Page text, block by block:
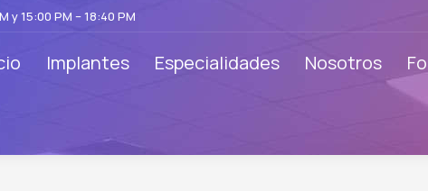
y 15:00 PM – 18:40 PM
Implantes Especialidades Nosotros